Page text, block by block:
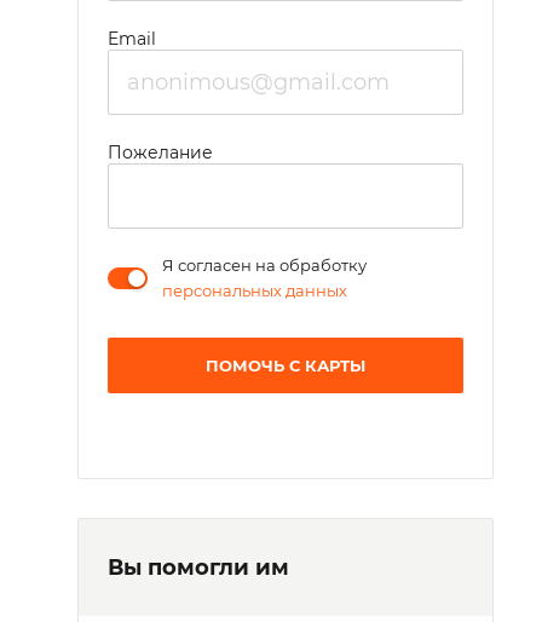
Email
Пожелание
Я согласен на обработку
персональных данных
ПОМОЧЬ С КАРТЫ
Вы помогли им